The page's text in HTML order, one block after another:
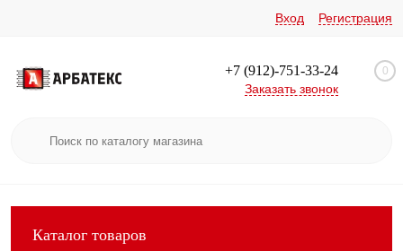
Вход Регистрация
+7 (912)-751-33-24
Заказать звонок
0
Каталог товаров